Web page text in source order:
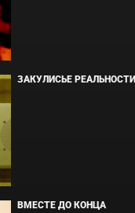
ЗАКУЛИСЬЕ РЕАЛЬНОСТИ
ВМЕСТЕ ДО КОНЦА